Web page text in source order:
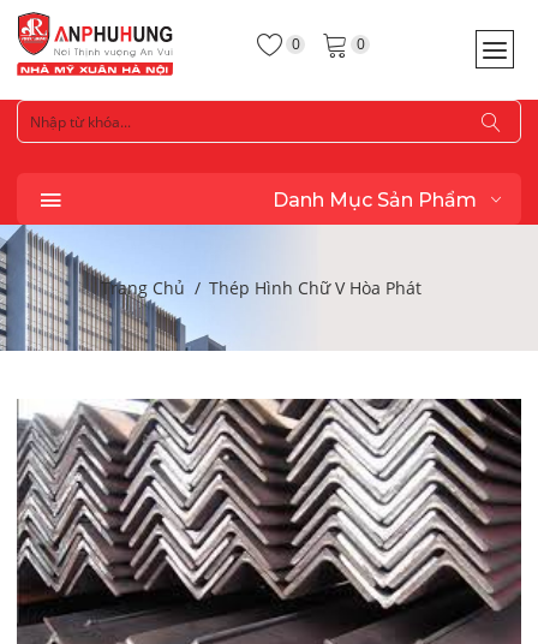
0 0
Danh Mục Sản Phẩm
Trang Chủ Thép Hình Chữ V Hòa Phát